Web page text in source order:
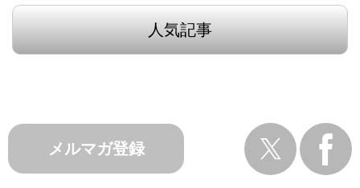
人気記事
メルマガ登録